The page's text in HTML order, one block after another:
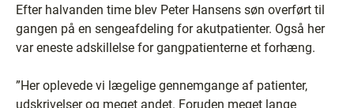
Efter halvanden time blev Peter Hansens søn overført til
gangen på en sengeafdeling for akutpatienter. Også her
var eneste adskillelse for gangpatienterne et forhæng.
”Her oplevede vi lægelige gennemgange af patienter,
udskrivelser og meget andet. Foruden meget lange